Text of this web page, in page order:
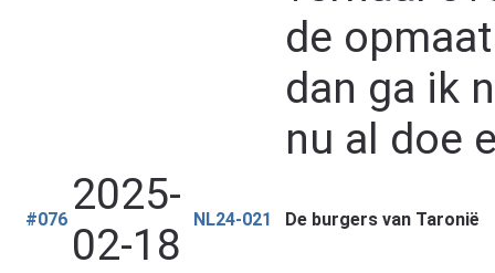
de
dan ga ik
nu al doe
#076 2025-
02-18
NL24-021 De burgers van Taronië